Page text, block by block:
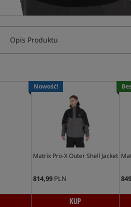
Opis Produktu
Nowość!
Matrix Pro-X Outer Shell Jacket
814,99PLN
KUP